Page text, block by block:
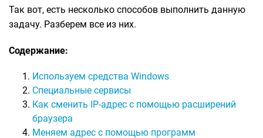
Так вот, есть несколько способов выполнить данную
задачу. Разберем все из них.
Содержание:
Используем средства Windows
Специальные сервисы
Как сменить IP-адрес с помощью расширений
браузера
Меняем адрес с помощью программ